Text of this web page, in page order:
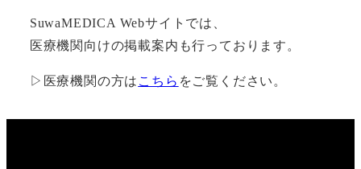
SuwaMEDICA Webサイトでは、
医療機関向けの掲載案内も行っております。
▷医療機関の方は こちら をご覧ください。